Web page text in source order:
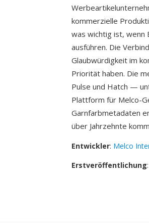
kommerzielle
was wichtig ist, wenn
ausführen. Die
Glaubwürdigkeit im
Priorität haben. Die
Pulse und Hatch —
Plattform für Melco-
Garnfarbmetadaten
über Jahrzehnte
Entwickler: Melco
Erstveröffentlichung